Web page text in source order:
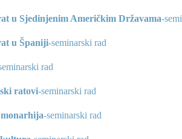
u Sjedinjenim Američkim Državama-
u Španiji-seminarski rad
rad
ratovi-seminarski rad
-seminarski rad